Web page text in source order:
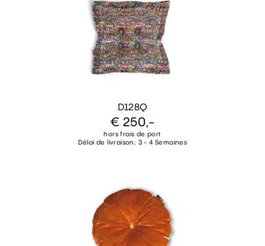
D128Q
€ 250,-
hors frais de port
Délai de livraison: 3 - 4 Semaines